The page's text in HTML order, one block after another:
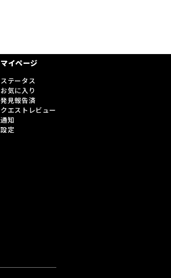
マイページ
ステータス
お気に入り
発見報告済
クエストレビュー
通知
設定